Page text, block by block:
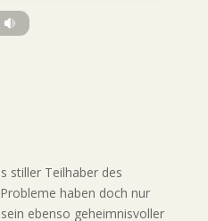
stiller Teilhaber des
haben doch nur
ebenso geheimnisvoller